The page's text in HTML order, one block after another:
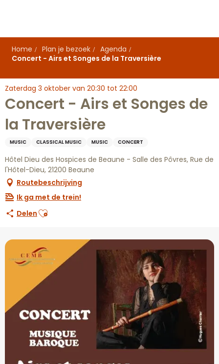
principal
Home
Plan je bezoek
Agenda
Concert - Airs et Songes de la Traversière
Zaterdag 3 oktober van 20:30 tot 22:00
Concert - Airs et Songes de
la Traversière
MUSIC CLASSICAL MUSIC MUSIC CONCERT
Hôtel Dieu des Hospices de Beaune - Salle des Pôvres, Rue de
l'Hôtel-Dieu, 21200 Beaune
Routebeschrijving
Ik ga met de trein!
Delen Ajouter aux favoris